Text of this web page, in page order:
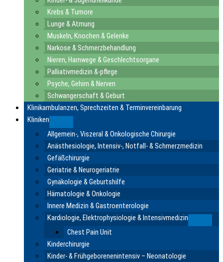
Krebs & Tumore
Lunge & Atmung
Muskeln, Knochen & Gelenke
Narkose & Schmerzbehandlung
Nieren, Harnwege & Geschlechtsorgane
Palliativmedizin &-pflege
Psyche, Gehirn & Nerven
Schwangerschaft & Geburt
Klinikambulanzen, Sprechzeiten & Terminvereinbarung
Kliniken
Allgemein-, Viszeral & Onkologische Chirurgie
Anästhesiologie, Intensiv-, Notfall- & Schmerzmedizin
Gefäßchirurgie
Geriatrie & Neurogeriatrie
Gynäkologie & Geburtshilfe
Hämatologie & Onkologie
Innere Medizin & Gastroenterologie
Kardiologie, Elektrophysiologie & Intensivmedizin
Chest Pain Unit
Kinderchirurgie
Kinder- & Frühgeborenenintensiv – Neonatologie